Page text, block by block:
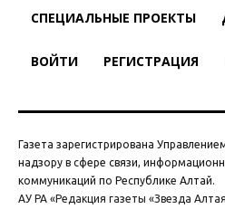
СПЕЦИАЛЬНЫЕ ПРОЕКТЫ
ВОЙТИ РЕГИСТРАЦИЯ
Газета зарегистрирована
надзору в сфере связи,
коммуникаций по Республике Алтай.
АУ РА «Редакция газеты «Звезда